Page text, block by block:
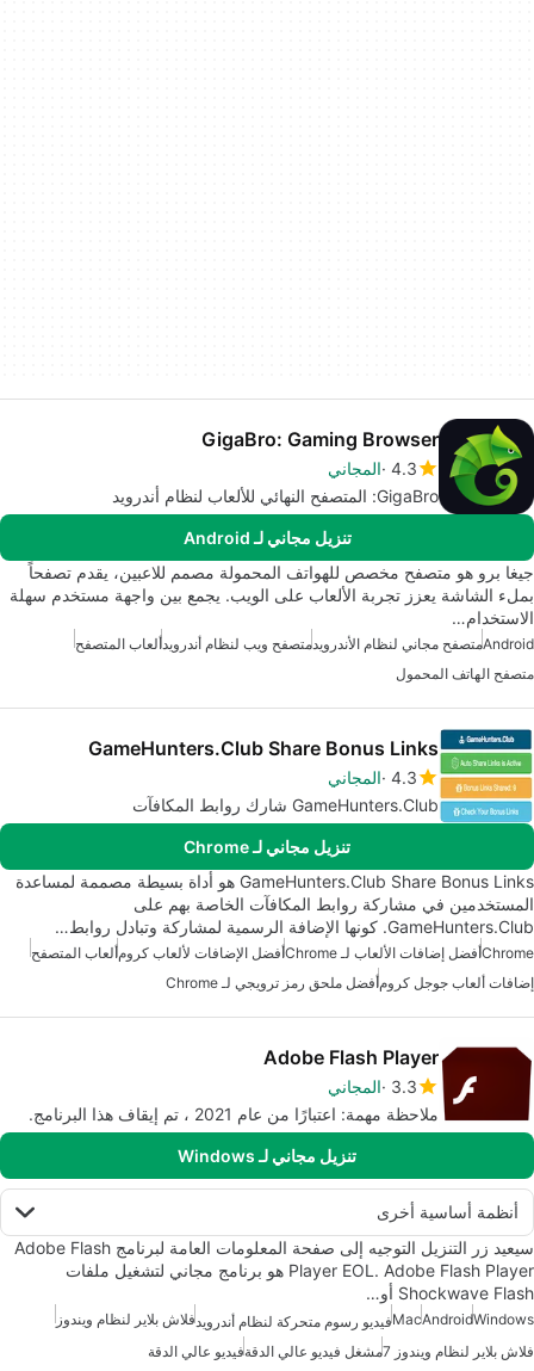
GigaBro: Gaming Browser
4.3 المجاني
GigaBro: المتصفح النهائي للألعاب لنظام أندرويد
تنزيل مجاني لـ Android
جيغا برو هو متصفح مخصص للهواتف المحمولة مصمم للاعبين، يقدم تصفحاً
بملء الشاشة يعزز تجربة الألعاب على الويب. يجمع بين واجهة مستخدم سهلة
الاستخدام…
Androidمتصفح مجاني لنظام الأندرويدمتصفح ويب لنظام أندرويدألعاب المتصفح
متصفح الهاتف المحمول
GameHunters.Club Share Bonus Links
4.3 المجاني
GameHunters.Club شارك روابط المكافآت
تنزيل مجاني لـ Chrome
GameHunters.Club Share Bonus Links هو أداة بسيطة مصممة لمساعدة
المستخدمين في مشاركة روابط المكافآت الخاصة بهم على
GameHunters.Club. كونها الإضافة الرسمية لمشاركة وتبادل روابط…
Chromeأفضل إضافات الألعاب لـ Chrome أفضل الإضافات لألعاب كرومألعاب المتصفح
إضافات ألعاب جوجل كرومأفضل ملحق رمز ترويجي لـ Chrome
Adobe Flash Player
3.3 المجاني
ملاحظة مهمة: اعتبارًا من عام 2021 ، تم إيقاف هذا البرنامج.
تنزيل مجاني لـ Windows
أنظمة أساسية أخرى
سيعيد زر التنزيل التوجيه إلى صفحة المعلومات العامة لبرنامج Adobe Flash
Player EOL. Adobe Flash Player هو برنامج مجاني لتشغيل ملفات
Shockwave Flash أو…
Windows
Android
Macفيديو رسوم متحركة لنظام أندرويدفلاش بلاير لنظام ويندوز
فلاش بلاير لنظام ويندوز 7
مشغل فيديو عالي الدقةفيديو عالي الدقة